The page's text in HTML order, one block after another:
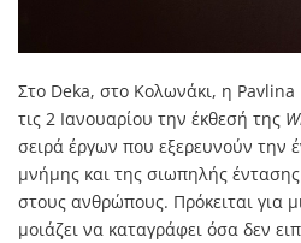
Στο Deka, στο Κολωνάκι, η
τις 2 Ιανουαρίου την έκθεσή της
σειρά έργων που εξερευνούν την
μνήμης και της σιωπηλής
στους ανθρώπους. Πρόκειται για
μοιάζει να καταγράφει όσα δεν